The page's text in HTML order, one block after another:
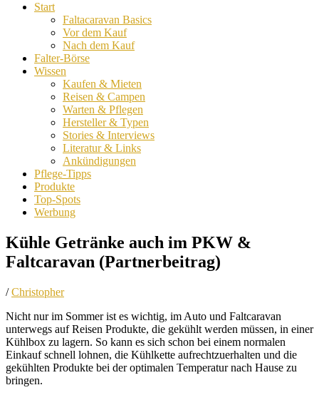
Start
Faltacaravan Basics
Vor dem Kauf
Nach dem Kauf
Falter-Börse
Wissen
Kaufen & Mieten
Reisen & Campen
Warten & Pflegen
Hersteller & Typen
Stories & Interviews
Literatur & Links
Ankündigungen
Pflege-Tipps
Produkte
Top-Spots
Werbung
Kühle Getränke auch im PKW &
Faltcaravan (Partnerbeitrag)
/Christopher
Nicht nur im Sommer ist es wichtig, im Auto und Faltcaravan
unterwegs auf Reisen Produkte, die gekühlt werden müssen, in einer
Kühlbox zu lagern. So kann es sich schon bei einem normalen
Einkauf schnell lohnen, die Kühlkette aufrechtzuerhalten und die
gekühlten Produkte bei der optimalen Temperatur nach Hause zu
bringen.